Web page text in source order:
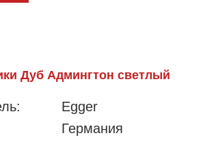
Дуб Админгтон светлый
Egger
Германия